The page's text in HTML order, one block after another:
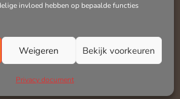
invloed hebben op bepaalde functies
Weigeren Bekijk voorkeuren
Privacy document
Klachtenregeling
Therapieaanbod